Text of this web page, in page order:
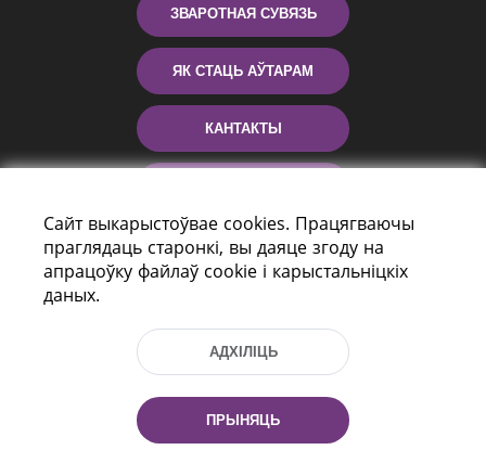
ЗВАРОТНАЯ СУВЯЗЬ
ЯК СТАЦЬ АЎТАРАМ
КАНТАКТЫ
праспект Незалежнасці 116
г. Мiнск, Рэспубліка Беларусь, 220114
Тэл.: (+375 17) 368 37 37, Факс: (+375 17)
Сайт выкарыстоўвае cookies. Працягваючы
праглядаць старонкі, вы даяце згоду на
апрацоўку файлаў cookie і карыстальніцкіх
даных.
АДХІЛІЦЬ
ПРЫНЯЦЬ